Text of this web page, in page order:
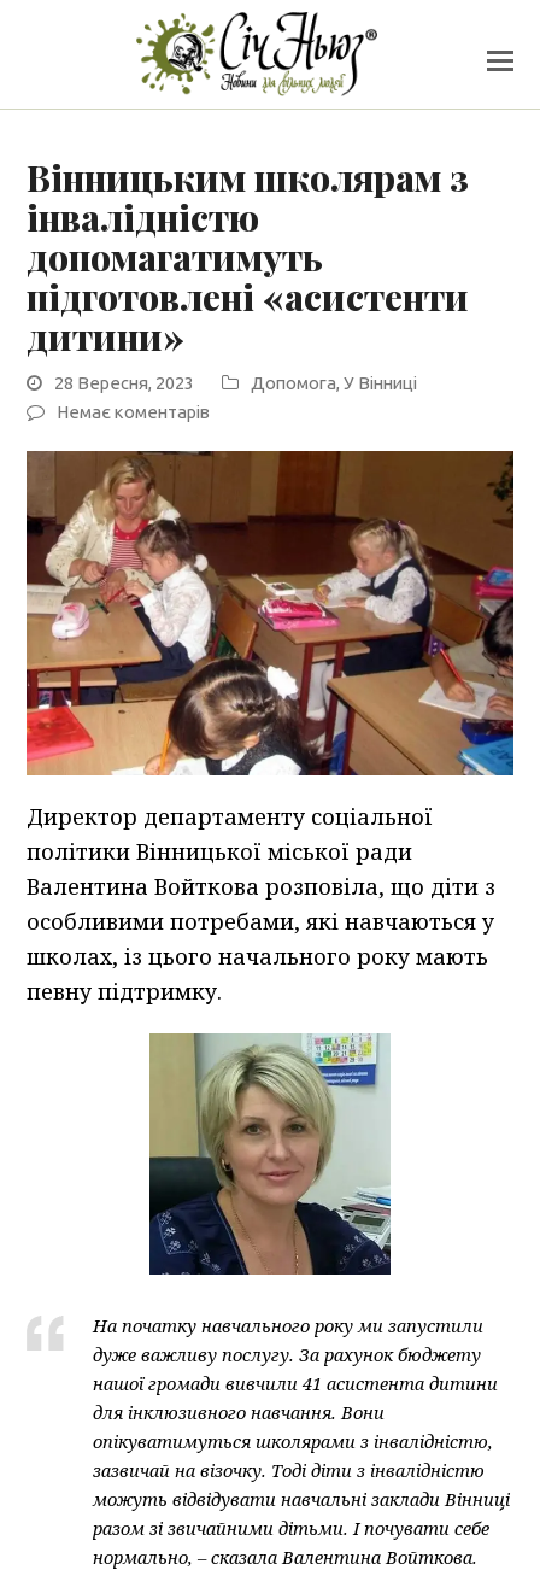
Вінницьким школярам з
інвалідністю
допомагатимуть
підготовлені «асистенти
дитини»
28 Вересня, 2023 Допомога,У Вінниці
Немає коментарів
Директор департаменту соціальної
політики Вінницької міської ради
Валентина Войткова розповіла, що діти з
особливими потребами, які навчаються у
школах, із цього начального року мають
певну підтримку.
На початку навчального року ми запустили
дуже важливу послугу. За рахунок бюджету
нашої громади вивчили 41 асистента дитини
для інклюзивного навчання. Вони
опікуватимуться школярами з інвалідністю,
зазвичай на візочку. Тоді діти з інвалідністю
можуть відвідувати навчальні заклади Вінниці
разом зі звичайними дітьми. І почувати себе
нормально, – сказала Валентина Войткова.